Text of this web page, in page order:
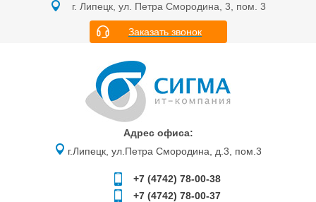
г. Липецк, ул. Петра Смородина, 3, пом. 3
Заказать звонок
Адрес офиса:
г.Липецк, ул.Петра Смородина, д.3, пом.3
+7 (4742) 78-00-38
+7 (4742) 78-00-37